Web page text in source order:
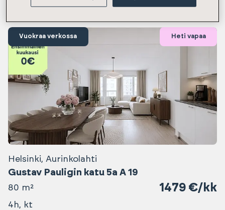
Vuokraa verkossa Heti vapaa
Helsinki, Aurinkolahti
Gustav Pauligin katu 5a A 19
80 m² 1479 €/kk
4h, kt